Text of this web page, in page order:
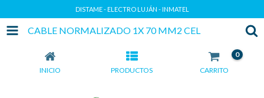
DISTAME - ELECTRO LUJÁN - INMATEL
CABLE NORMALIZADO 1X 70 MM2 CEL
INICIO PRODUCTOS CARRITO
0